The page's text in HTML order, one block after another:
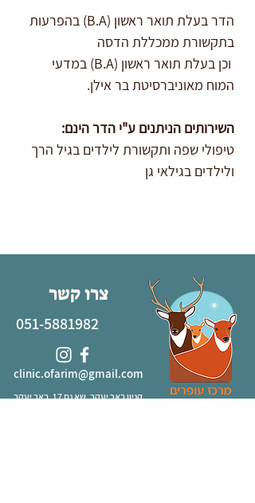
הדר בעלת תואר ראשון (B.A) בהפרעות
בתקשורת ממכללת הדסה
וכן בעלת תואר ראשון (B.A) במדעי
המוח מאוניברסיטת בר אילן.
השירותים הניתנים ע"י הדר הינם:
טיפולי שפה ותקשורת לילדים בגיל הרך
ולילדים בגילאי גן
צרו קשר
קניון באר יעקב, שא נס 17, באר יעקב
clinic.ofarim@gmail.com
051-5881982